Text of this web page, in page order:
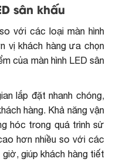
sân khấu
với các loại màn hình
vị khách hàng ưa chọn
của màn hình LED sân
lắp đặt nhanh chóng,
hàng. Khả năng vận
hóc trong quá trình sử
hơn nhiều so với các
giúp khách hàng tiết